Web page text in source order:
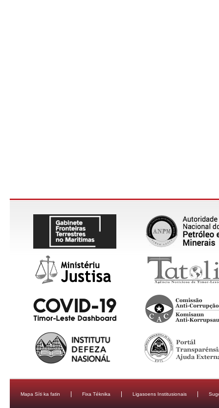
Mapa Síti ka fatin Fixa Téknika Ligasoens Institusionais